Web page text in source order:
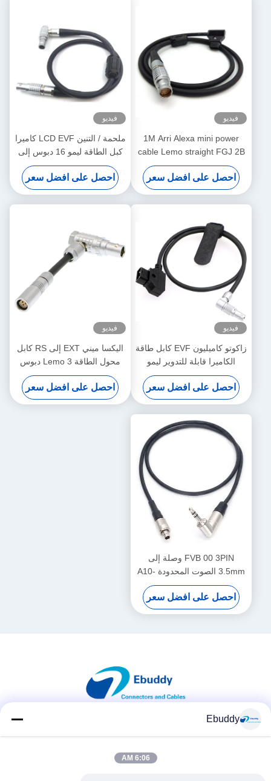
فيديو
1M Arri Alexa mini power
cable Lemo straight FGJ 2B
8 pin to D-tap cable
احصل على افضل سعر
فيديو
ملحمة / التنين LCD EVF كاميرا
كبل الطاقة ليمو 16 دبوس إلى
16 دبوس مباشرة إلى اليمين
نوع الاتصال
احصل على افضل سعر
فيديو
زاكوتو كاميليون EVF كابل طاقة
الكاميرا قابلة للتدوير ليمو
الزاوية اليمنى 4 دبوس ذكر إلى
عكس D-Tap
احصل على افضل سعر
فيديو
اليكسا ميني EXT إلى RS كابل
محول الطاقة Lemo 3 دبوس
أنثى إلى 7 دبوس ذكر
احصل على افضل سعر
FVB 00 3PIN وصلة إلى
3.5mm الصوت المحدودة A10-
TX كابل رمز الوقت
احصل على افضل سعر
Ebuddy
6:06 AM